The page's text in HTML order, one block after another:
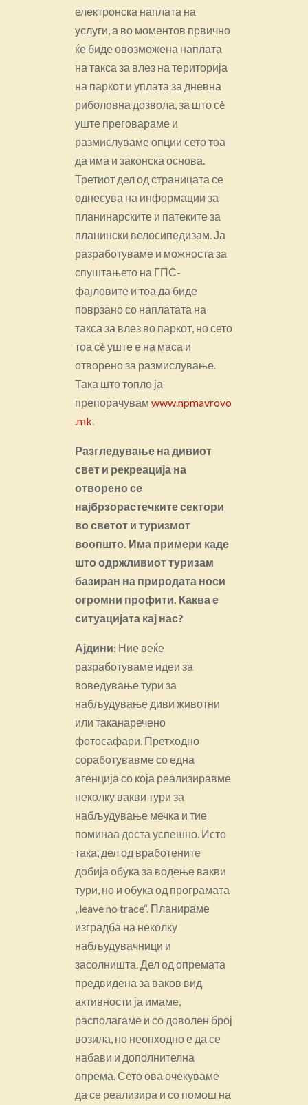
електронска наплата на
услуги, а во моментов првично
ќе биде овозможена наплата
на такса за влез на територија
на паркот и уплата за дневна
риболовна дозвола, за што сè
уште преговараме и
размислуваме опции сето тоа
да има и законска основа.
Третиот дел од страницата се
однесува на информации за
планинарските и патеките за
планински велосипедизам. Ја
разработуваме и можноста за
спуштањето на ГПС-
фајловите и тоа да биде
поврзано со наплатата на
такса за влез во паркот, но сето
тоа сè уште е на маса и
отворено за размислување.
Така што топло ја
препорачувамwww.npmavrovo
.mk
Разгледување на дивиот
свет и рекреација на
отворено се
најбрзорастечките сектори
во светот и туризмот
воопшто. Има примери каде
штоодржливиот туризам
базиран на природата носи
огромни профити. Каква е
ситуацијата кај нас?
Ајдини: Ние веќе
разработуваме идеи за
воведување тури за
набљудување диви животни
или таканаречено
фотосафари. Претходно
соработувавме со една
агенција со која реализиравме
неколку вакви тури за
набљудување мечка и тие
поминаа доста успешно. Исто
така, дел од вработените
добија обука за водење вакви
тури, но и обука од програмата
„leave no trace“. Планираме
изградба на неколку
набљудувачници и
засолништа. Дел од опремата
предвидена за ваков вид
активности ја имаме,
располагаме и со доволен број
возила, но неопходно е да се
набави и дополнителна
опрема. Сето ова очекуваме
да се реализира и со помош на